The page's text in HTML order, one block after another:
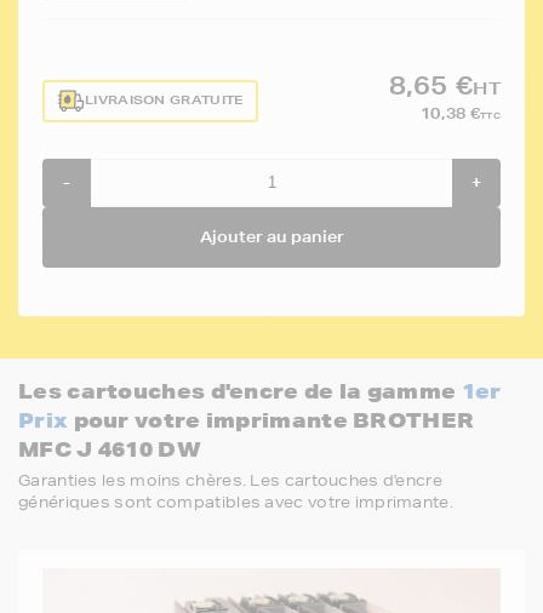
LIVRAISON GRATUITE
8,65 €HT
10,38 €TTC
- +
Ajouter au panier
Les cartouches d'encre de la gamme 1er
Prix pour votre imprimante BROTHER
MFC J 4610 DW
Garanties les moins chères. Les cartouches d'encre
génériques sont compatibles avec votre imprimante.